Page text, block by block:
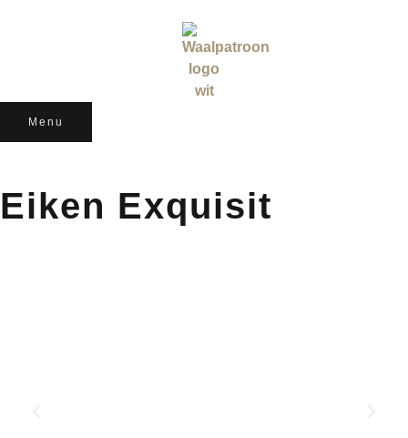
Menu
Eiken Exquisit